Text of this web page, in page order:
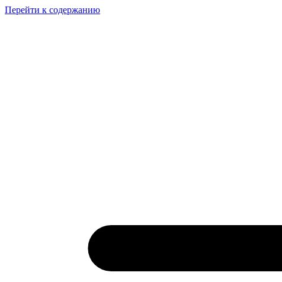
Перейти к содержанию